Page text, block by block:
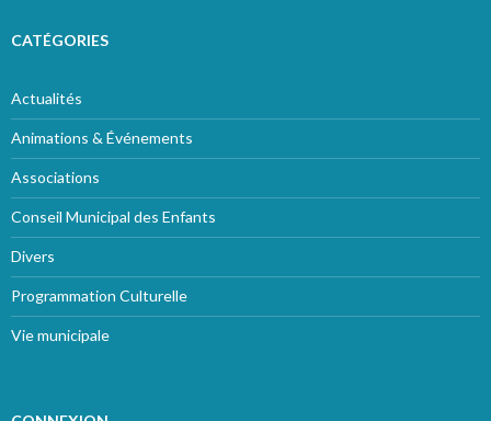
CATÉGORIES
Actualités
Animations & Événements
Associations
Conseil Municipal des Enfants
Divers
Programmation Culturelle
Vie municipale